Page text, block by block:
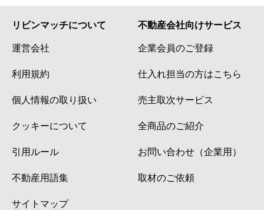
リビンマッチについて
運営会社
利用規約
個人情報の取り扱い
クッキーについて
引用ルール
不動産用語集
サイトマップ
不動産会社向けサービス
企業会員のご登録
仕入れ担当の方はこちら
売主取次サービス
全商品のご紹介
お問い合わせ（企業用）
取材のご依頼